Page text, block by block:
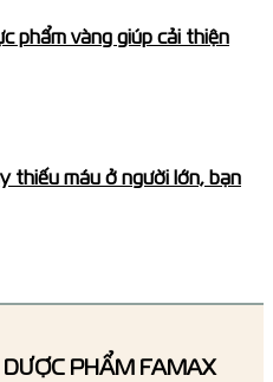
phẩm vàng giúp cải thiện
thiếu máu ở người lớn, bạn
PHẨM FAMAX